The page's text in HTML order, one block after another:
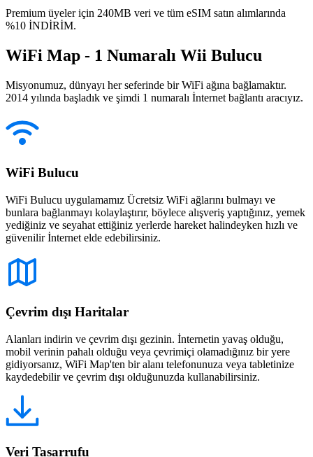
Premium üyeler için 240MB veri ve tüm eSIM satın alımlarında
%10 İNDİRİM.
WiFi Map - 1 Numaralı Wii Bulucu
Misyonumuz, dünyayı her seferinde bir WiFi ağına bağlamaktır.
2014 yılında başladık ve şimdi 1 numaralı İnternet bağlantı aracıyız.
WiFi Bulucu
WiFi Bulucu uygulamamız Ücretsiz WiFi ağlarını bulmayı ve
bunlara bağlanmayı kolaylaştırır, böylece alışveriş yaptığınız, yemek
yediğiniz ve seyahat ettiğiniz yerlerde hareket halindeyken hızlı ve
güvenilir İnternet elde edebilirsiniz.
Çevrim dışı Haritalar
Alanları indirin ve çevrim dışı gezinin. İnternetin yavaş olduğu,
mobil verinin pahalı olduğu veya çevrimiçi olamadığınız bir yere
gidiyorsanız, WiFi Map'ten bir alanı telefonunuza veya tabletinize
kaydedebilir ve çevrim dışı olduğunuzda kullanabilirsiniz.
Veri Tasarrufu